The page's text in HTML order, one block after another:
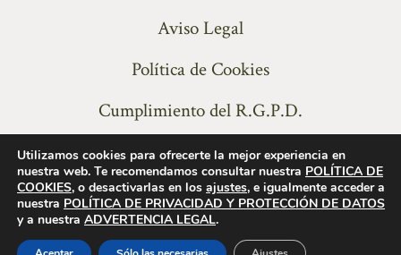
Aviso Legal
Política de Cookies
Cumplimiento del R.G.P.D.
© 2026TDC Series
Utilizamos cookies para ofrecerte la mejor experiencia en
nuestra web. Te recomendamos consultar nuestra POLÍTICA DE
COOKIES, o desactivarlas en los ajustes, e igualmente acceder a
nuestra POLÍTICA DE PRIVACIDAD Y PROTECCIÓN DE DATOS
y a nuestra ADVERTENCIA LEGAL.